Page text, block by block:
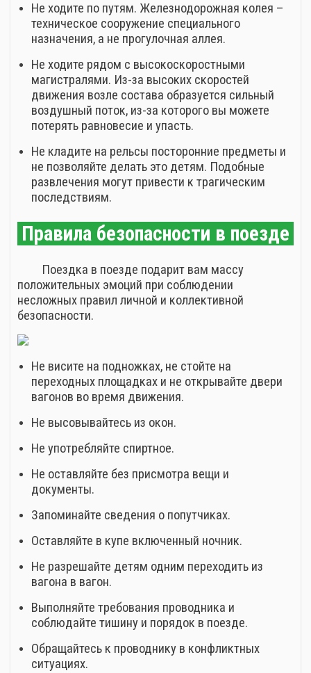
Не ходите по путям. Железнодорожная колея –
техническое сооружение специального
назначения, а не прогулочная аллея.
Не ходите рядом с высокоскоростными
магистралями. Из-за высоких скоростей
движения возле состава образуется сильный
воздушный поток, из-за которого вы можете
потерять равновесие и упасть.
Не кладите на рельсы посторонние предметы и
не позволяйте делать это детям. Подобные
развлечения могут привести к трагическим
последствиям.
Правила безопасности в поезде
Поездка в поезде подарит вам массу
положительных эмоций при соблюдении
несложных правил личной и коллективной
безопасности.
Не висите на подножках, не стойте на
переходных площадках и не открывайте двери
вагонов во время движения.
Не высовывайтесь из окон.
Не употребляйте спиртное.
Не оставляйте без присмотра вещи и
документы.
Запоминайте сведения о попутчиках.
Оставляйте в купе включенный ночник.
Не разрешайте детям одним переходить из
вагона в вагон.
Выполняйте требования проводника и
соблюдайте тишину и порядок в поезде.
Обращайтесь к проводнику в конфликтных
ситуациях.